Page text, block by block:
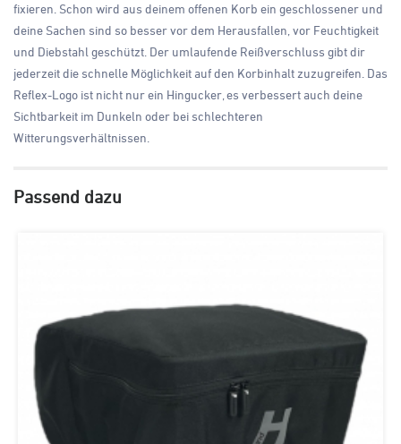
fixieren. Schon wird aus deinem offenen Korb ein geschlossener und
deine Sachen sind so besser vor dem Herausfallen, vor Feuchtigkeit
und Diebstahl geschützt. Der umlaufende Reißverschluss gibt dir
jederzeit die schnelle Möglichkeit auf den Korbinhalt zuzugreifen. Das
Reflex-Logo ist nicht nur ein Hingucker, es verbessert auch deine
Sichtbarkeit im Dunkeln oder bei schlechteren
Witterungsverhältnissen.
Passend dazu